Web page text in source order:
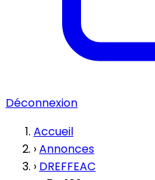
Déconnexion
Accueil
›Annonces
› DREFFEAC